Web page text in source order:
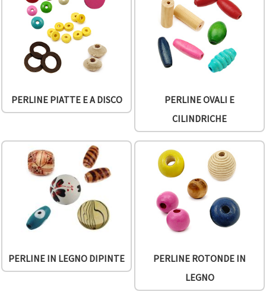
offerta e
visualizzare
contenuti
personalizzati.
• Fare clic
su "Accetta
tutto" per
accettare
cookie. •
Clicca su
"Impostazioni
le tue
modificare
o revocare
in qualsiasi
momento.
Per ulteriori
la nostra
cookiee
PERLINE PIATTE E A DISCO
PERLINE OVALI E
CILINDRICHE
PERLINE IN LEGNO DIPINTE
PERLINE ROTONDE IN
LEGNO